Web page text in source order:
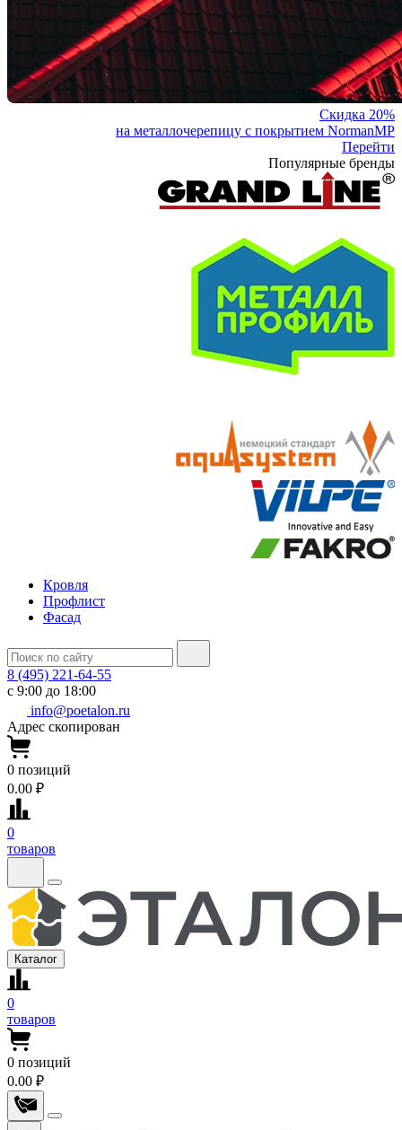
Скидка 20%
на металлочерепицу с покрытием NormanMP
Перейти
Популярные бренды
Кровля
Профлист
Фасад
8 (495) 221-64-55
с 9:00 до 18:00
info@poetalon.ru
Адрес скопирован
0 позиций
0.00 ₽
0
товаров
Каталог
0
товаров
0 позиций
0.00 ₽